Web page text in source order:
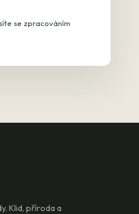
se zpracováním
Klid, příroda a